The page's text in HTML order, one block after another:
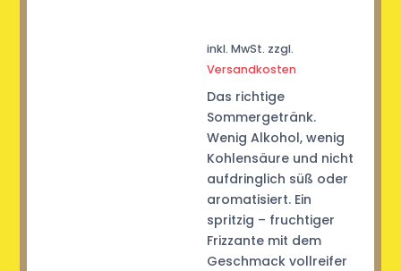
inkl. MwSt. zzgl.
Versandkosten
Das richtige
Sommergetränk.
Wenig Alkohol, wenig
Kohlensäure und nicht
aufdringlich süß oder
aromatisiert. Ein
spritzig – fruchtiger
Frizzante mit dem
Geschmack vollreifer